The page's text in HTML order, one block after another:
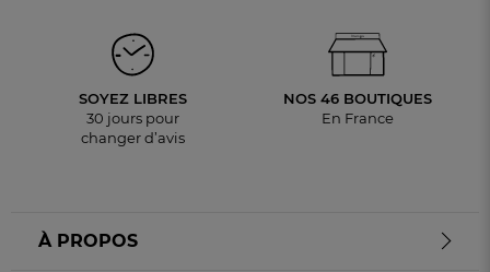
SOYEZ LIBRES
30 jours pour
changer d’avis
NOS 46 BOUTIQUES
En France
À PROPOS